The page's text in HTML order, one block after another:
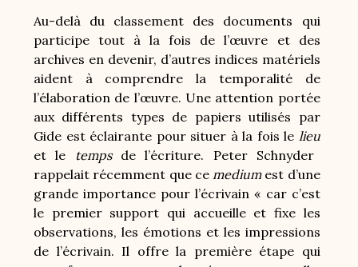
Au-delà du classement des documents qui
participe tout à la fois de l’œuvre et des
archives en devenir, d’autres indices matériels
aident à comprendre la temporalité de
l’élaboration de l’œuvre. Une attention portée
aux différents types de papiers utilisés par
Gide est éclairante pour situer à la fois le lieu
et le
tempsde l’écriture. Peter Schnyder
rappelait récemment que ce mediumest d’une
grande importance pour l’écrivain « car c’est
le premier support qui accueille et fixe les
observations, les émotions et les impressions
de l’écrivain. Il offre la première étape qui